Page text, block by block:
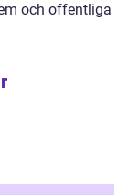
och offentliga